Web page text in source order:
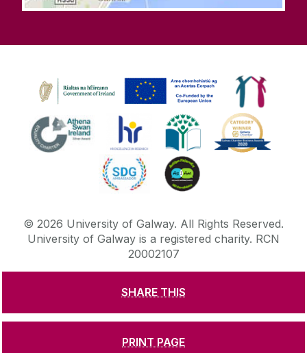
SHARE THIS
PRINT PAGE
© 2026 University of Galway. All Rights Reserved.
University of Galway is a registered charity. RCN
20002107
CONTACT & ENQUIRIES
ACCESSIBILITY